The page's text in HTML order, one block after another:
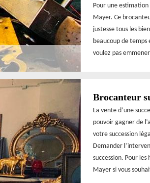
Pour une estimation
Mayer. Ce
justesse tous les
beaucoup de temps
voulez pas
Brocanteur
La vente d’une
pouvoir gagner de
votre succession
Demander
succession. Pour
Mayer si vous